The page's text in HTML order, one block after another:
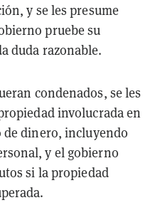
y se les presume
pruebe su
duda razonable.
condenados, se les
involucrada en
dinero, incluyendo
y el gobierno
si la propiedad